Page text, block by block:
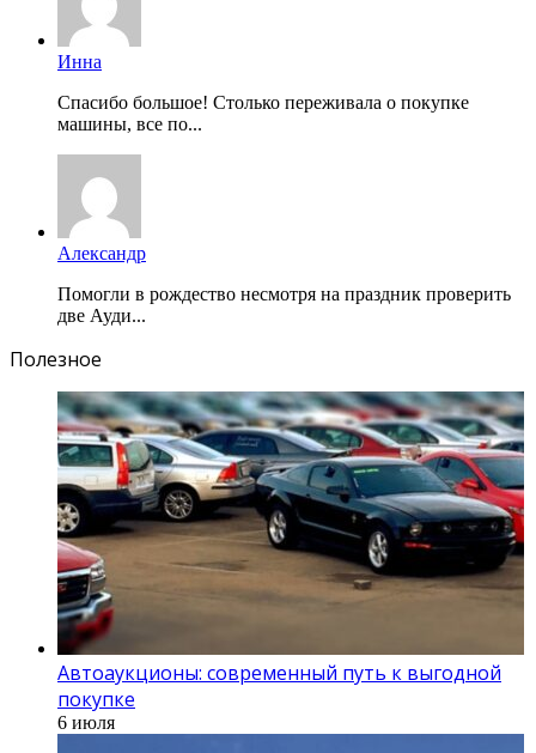
Инна
Спасибо большое! Столько переживала о покупке
машины, все по...
Александр
Помогли в рождество несмотря на праздник проверить
две Ауди...
Полезное
Автоаукционы: современный путь к выгодной
покупке
6 июля